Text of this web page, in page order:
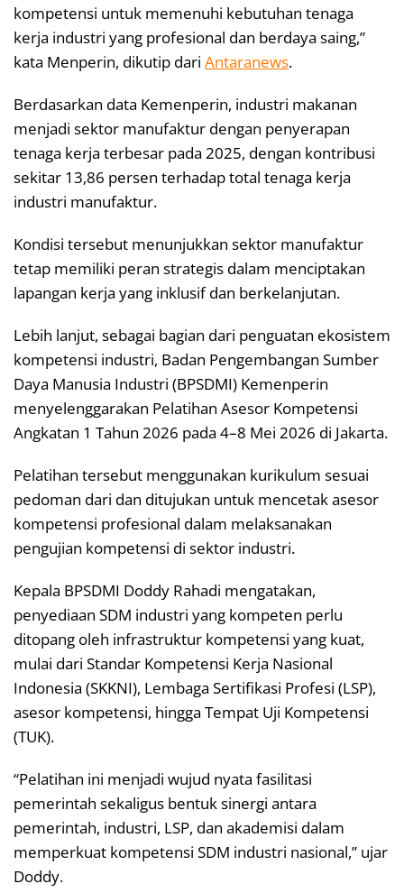
kompetensi untuk memenuhi kebutuhan tenaga
kerja industri yang profesional dan berdaya saing,”
kata Menperin, dikutip dari Antaranews.
Berdasarkan data Kemenperin, industri makanan
menjadi sektor manufaktur dengan penyerapan
tenaga kerja terbesar pada 2025, dengan kontribusi
sekitar 13,86 persen terhadap total tenaga kerja
industri manufaktur.
Kondisi tersebut menunjukkan sektor manufaktur
tetap memiliki peran strategis dalam menciptakan
lapangan kerja yang inklusif dan berkelanjutan.
Lebih lanjut, sebagai bagian dari penguatan ekosistem
kompetensi industri, Badan Pengembangan Sumber
Daya Manusia Industri (BPSDMI) Kemenperin
menyelenggarakan Pelatihan Asesor Kompetensi
Angkatan 1 Tahun 2026 pada 4–8 Mei 2026 di Jakarta.
Pelatihan tersebut menggunakan kurikulum sesuai
pedoman dari dan ditujukan untuk mencetak asesor
kompetensi profesional dalam melaksanakan
pengujian kompetensi di sektor industri.
Kepala BPSDMI Doddy Rahadi mengatakan,
penyediaan SDM industri yang kompeten perlu
ditopang oleh infrastruktur kompetensi yang kuat,
mulai dari Standar Kompetensi Kerja Nasional
Indonesia (SKKNI), Lembaga Sertifikasi Profesi (LSP),
asesor kompetensi, hingga Tempat Uji Kompetensi
(TUK).
“Pelatihan ini menjadi wujud nyata fasilitasi
pemerintah sekaligus bentuk sinergi antara
pemerintah, industri, LSP, dan akademisi dalam
memperkuat kompetensi SDM industri nasional,” ujar
Doddy.